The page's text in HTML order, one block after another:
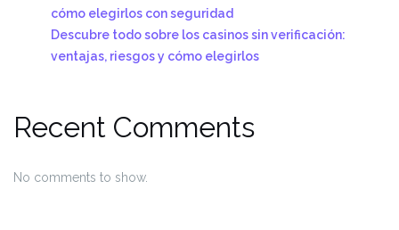
cómo elegirlos con seguridad
Descubre todo sobre los casinos sin verificación:
ventajas, riesgos y cómo elegirlos
Recent Comments
No comments to show.